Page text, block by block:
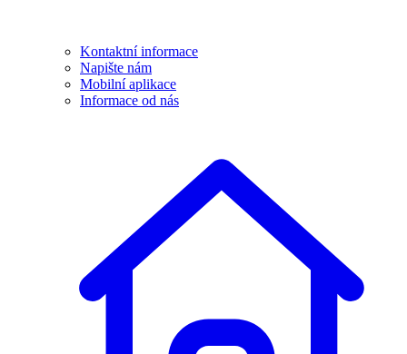
Kontaktní informace
Napište nám
Mobilní aplikace
Informace od nás